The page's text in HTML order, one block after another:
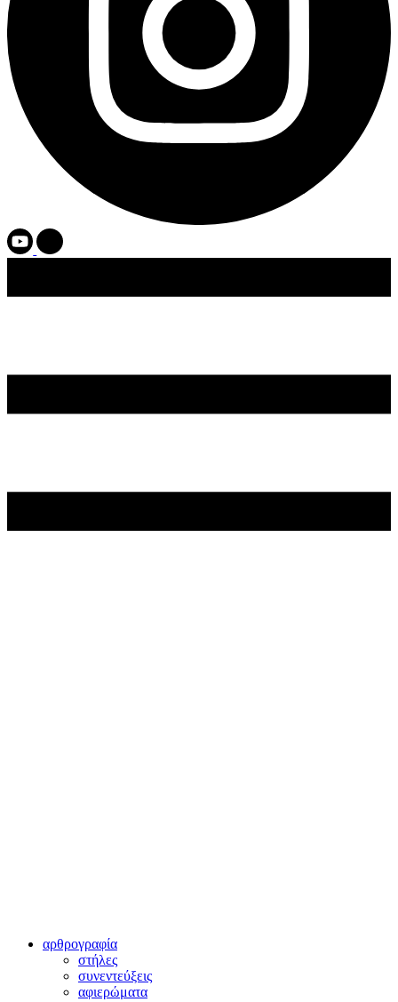
αρθρογραφία
στήλες
συνεντεύξεις
αφιερώματα